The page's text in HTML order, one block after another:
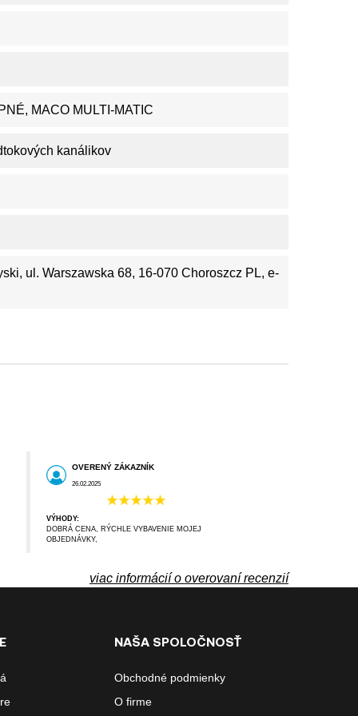
MACO MULTI-MATIC
kanálikov
ul. Warszawska 68, 16-070 Choroszcz PL, e-
OVERENÝ ZÁKAZNÍK
26.02.2025
VÝHODY:
DOBRÁ CENA, RÝCHLE VYBAVENIE MOJEJ
OBJEDNÁVKY,
viac informácií o overovaní recenzií
NAŠA SPOLOČNOSŤ
Obchodné podmienky
O firme